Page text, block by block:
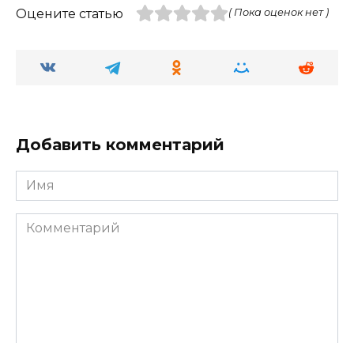
Оцените статью ( Пока оценок нет )
Добавить комментарий
Имя
Комментарий